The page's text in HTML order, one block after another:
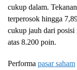
cukup dalam.
terperosok hingga
cukup jauh dari posisi
atas 8.200 poin.
Performa pasar saham